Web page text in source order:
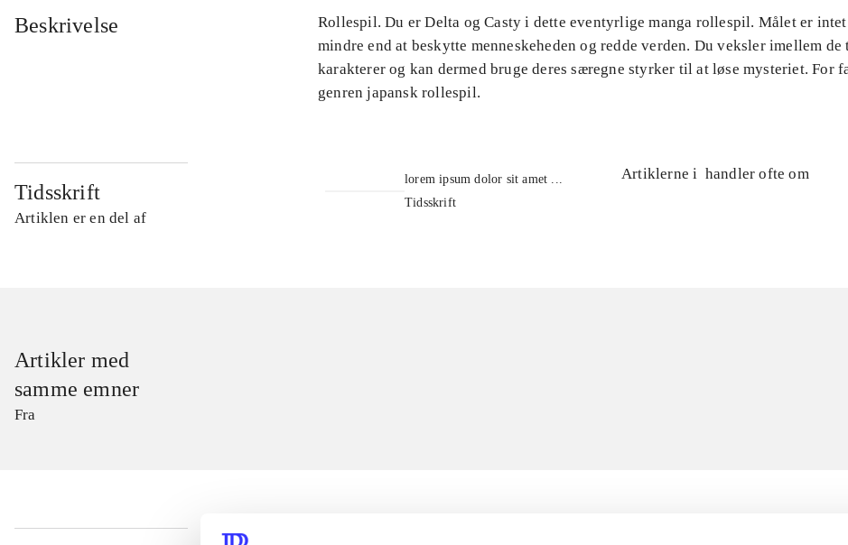
Beskrivelse
Rollespil. Du er Delta og Casty i dette eventyrlige manga rollespil. Målet er intet
mindre end at beskytte menneskeheden og redde verden. Du veksler imellem de
karakterer og kan dermed bruge deres særegne styrker til at løse mysteriet. For
genren japansk rollespil.
Tidsskrift
Artiklen er en del af
lorem ipsum dolor sit amet ...
Tidsskrift
Artiklerne i handler ofte om
Artikler med
samme emner
Fra